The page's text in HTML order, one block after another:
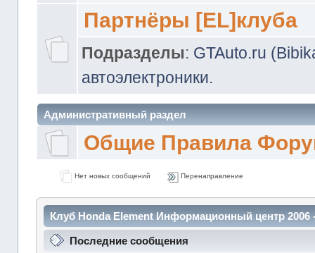
Партнёры [EL]клуба
Подразделы: GTAuto.ru
автоэлектроники.
Административный раздел
Общие Правила
Нет новых сообщений Перенаправление
Клуб Honda Element Информационный центр
Последние сообщения